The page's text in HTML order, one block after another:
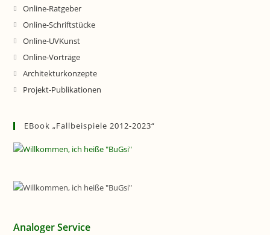
Online-Ratgeber
Online-Schriftstücke
Online-UVKunst
Online-Vorträge
Architekturkonzepte
Projekt-Publikationen
EBook „Fallbeispiele 2012-2023“
Analoger Service